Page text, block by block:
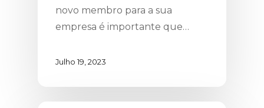
novo membro para a sua
empresa é importante que…
Julho 19, 2023